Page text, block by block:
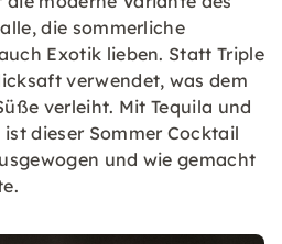
die sommerliche
Exotik lieben. Statt Triple
verwendet, was dem
verleiht. Mit Tequila und
dieser Sommer Cocktail
und wie gemacht